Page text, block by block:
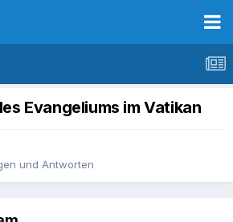
Evangeliums im Vatikan
und Antworten